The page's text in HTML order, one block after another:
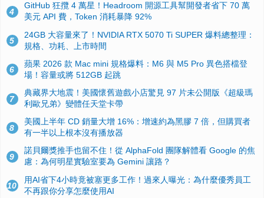
4
GitHub 狂攬 4 萬星！Headroom 開源工具幫開發者省下 70 萬
美元 API 費，Token 消耗暴降 92%
5
24GB 大容量來了！NVIDIA RTX 5070 Ti SUPER 爆料總整理：
規格、功耗、上市時間
6
蘋果 2026 款 Mac mini 規格爆料：M6 與 M5 Pro 異色搭檔登
場！容量或將 512GB 起跳
7
典藏界大地震！美國懷舊遊戲小店驚見 97 片未公開版《超級瑪
利歐兄弟》變體任天堂卡帶
8
美國上半年 CD 銷量大增 16%：增速約為黑膠 7 倍，但購買者
有一半以上根本沒有播放器
9
諾貝爾獎推手也留不住！從 AlphaFold 團隊解體看 Google 的焦
慮：為何明星實驗室要為 Gemini 讓路？
10
用AI省下4小時竟被塞更多工作！過來人曝光：為什麼優秀員工
不再跟你分享怎麼使用AI